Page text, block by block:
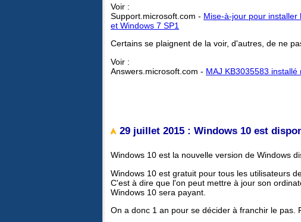
Voir :
Support.microsoft.com - Mise-à-jour pour installer
et Windows 7 SP1
Certains se plaignent de la voir, d'autres, de ne
Voir :
Answers.microsoft.com - MAJ KB3035583
29 juillet 2015 : Windows 10 est
Windows 10 est la nouvelle version de Windows
Windows 10 est gratuit pour tous les utilisateurs
C'est à dire que l'on peut mettre à jour son
Windows 10 sera payant.
On a donc 1 an pour se décider à franchir le pas.